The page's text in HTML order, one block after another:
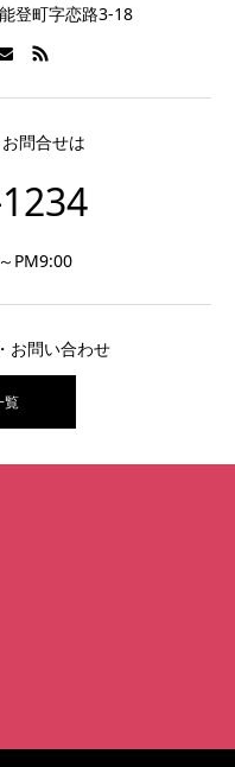
登町字恋路3-18
問合せは
PM9:00
お問い合わせ
覧